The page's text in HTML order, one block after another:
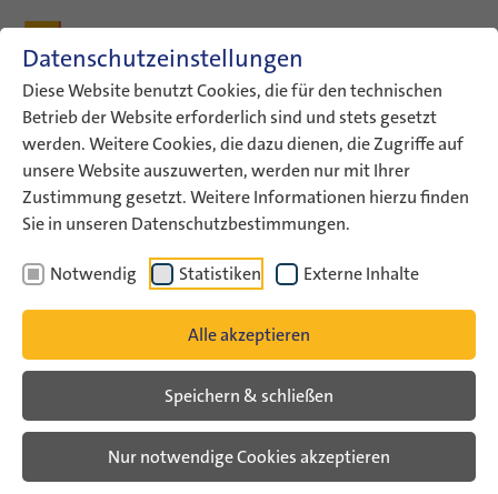
Datenschutzeinstellungen
Diese Website benutzt Cookies, die für den technischen
Betrieb der Website erforderlich sind und stets gesetzt
werden. Weitere Cookies, die dazu dienen, die Zugriffe auf
unsere Website auszuwerten, werden nur mit Ihrer
Zustimmung gesetzt. Weitere Informationen hierzu finden
Sie in unseren Datenschutzbestimmungen.
Notwendig Statistiken Externe Inhalte
Alle akzeptieren
Speichern & schließen
Nur notwendige Cookies akzeptieren
ConAct Über uns Archiv
Veranstaltungsarchiv
Veranstaltungsarchiv Liste
Veranstaltungsarchiv
"Meeting for Matching" - Kom-Mit-Nadev lud
zur Vorbereitung des 4. Programmjahres zum
Treffen nach Berlin
26. November 2012
Zur Vorbereitung des vierten Freiwilligenjahres
von Kom-Mit-Nadev haben sich vom 19.-20.